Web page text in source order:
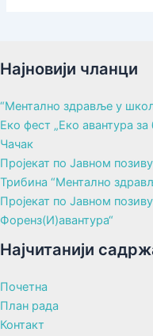
Најновији чланци
“Ментално здравље у
Еко фест „Еко авантура
Чачак
Пројекат по Јавном
Трибина “Ментално
Пројекат по Јавном
Форенз(И)авантура“
Најчитанији
Почетна
План рада
Контакт